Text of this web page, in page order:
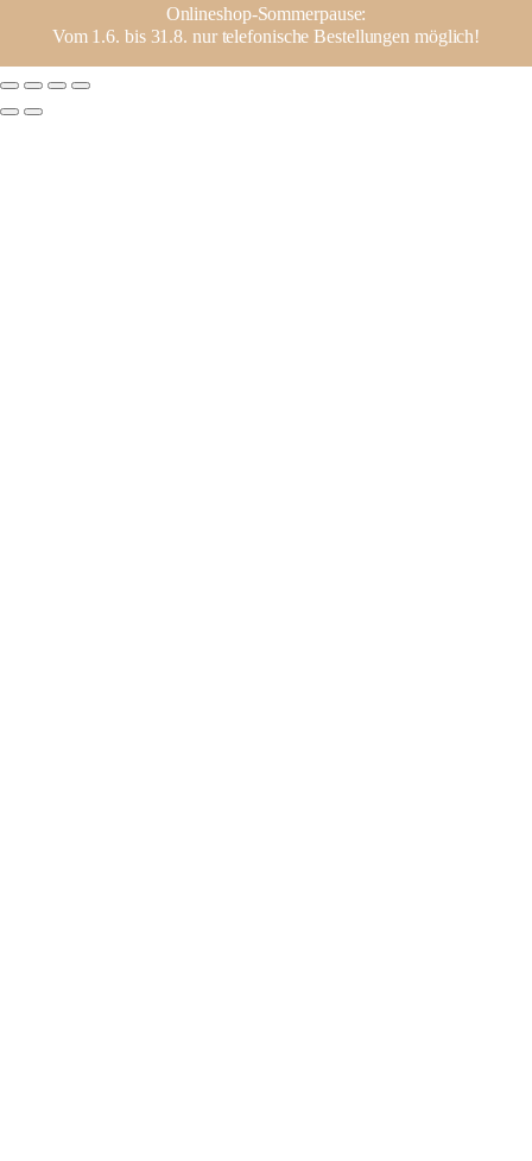
Onlineshop-Sommerpause:
Vom 1.6. bis 31.8. nur telefonische Bestellungen möglich!